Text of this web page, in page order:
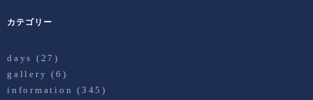
カテゴリー
days (27)
gallery (6)
information (345)